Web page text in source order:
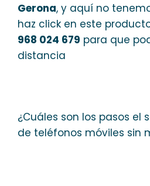
Gerona, y aquí no
haz click en este
968 024 679 para que
distancia
¿Cuáles son los pasos el
de teléfonos móviles sin